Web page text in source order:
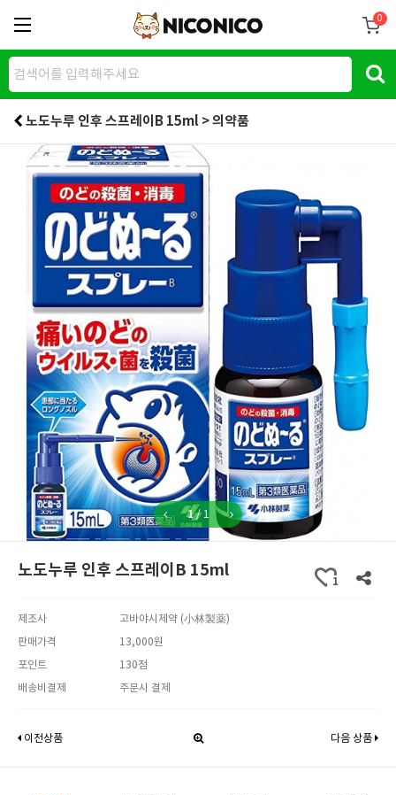
0
노도누루 인후 스프레이B 15ml > 의약품
1/1
노도누루 인후 스프레이B 15ml
1
제조사
고바야시제약 (小林製薬)
판매가격
13,000원
포인트
130점
배송비결제
주문시 결제
이전상품 다음 상품